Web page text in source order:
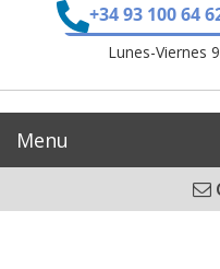
+34 93 100 64
Lunes-Viernes
Menu